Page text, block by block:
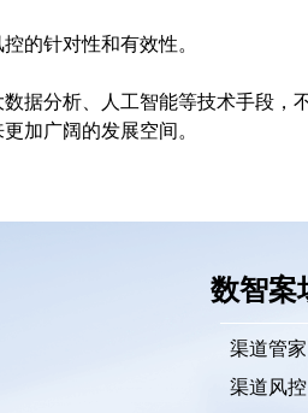
的针对性和有效性。
据分析、人工智能等技术手段
加广阔的发展空间。
数智案
渠道管家
渠道风控